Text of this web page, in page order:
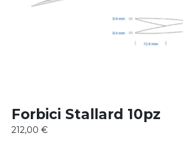
Forbici Stallard 10pz
212,00 €